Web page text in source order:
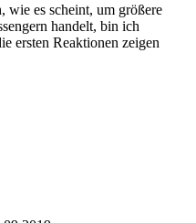
wie es scheint, um größere
handelt, bin ich
ersten Reaktionen zeigen